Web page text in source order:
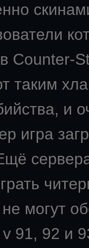
Counter-
таким
и
игра
могут
91, 92 и